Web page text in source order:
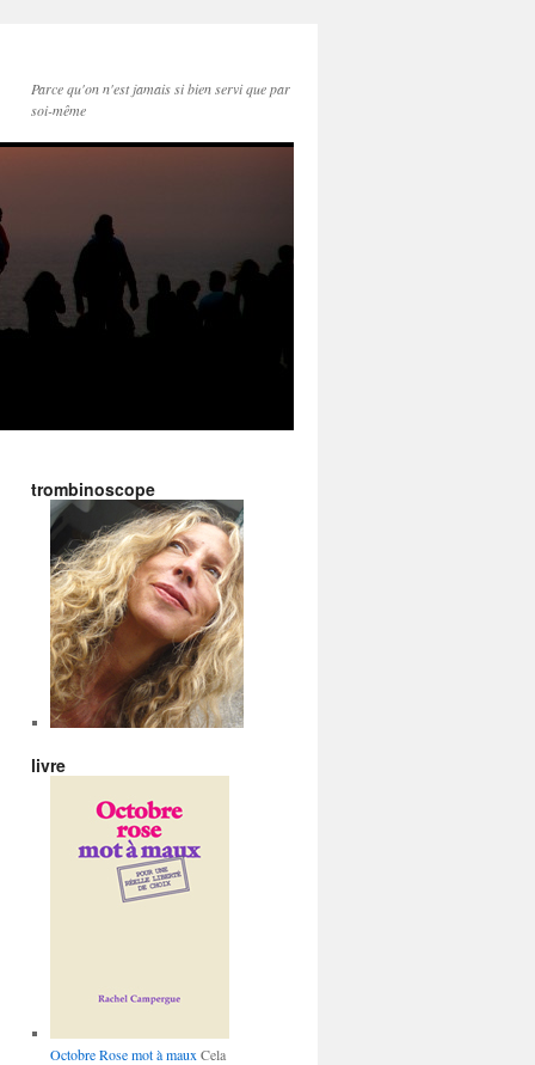
Parce qu'on n'est jamais si bien servi que par
soi-même
trombinoscope
livre
Octobre Rose mot à maux Cela